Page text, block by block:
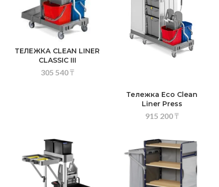
ТЕЛЕЖКА CLEAN LINER
CLASSIC III
305 540₸
Тележка Eco Clean
Liner Press
915 200₸